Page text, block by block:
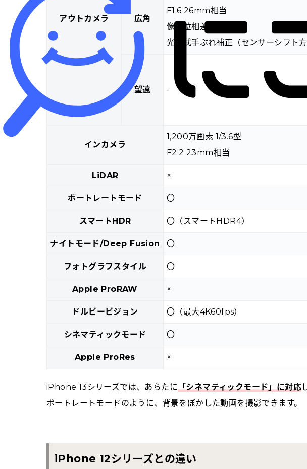
アウトカメラ 広角
F1.6 26mm相当
像面位相差AF
光学式手ぶれ補正（センサーシフト方
望遠 -
インカメラ
1,200万画素 1/3.6型
F2.2 23mm相当
LiDAR ×
ポートレートモード 〇
スマートHDR 〇（スマートHDR4）
ナイトモード/Deep Fusion 〇
フォトグラフスタイル 〇
Apple ProRAW ×
ドルビービジョン 〇（最大4K60fps）
シネマティックモード 〇
Apple ProRes ×
iPhone 13シリーズでは、あらたに「シネマティックモード」に対応
ポートレートモードのように、背景をぼかした動画を撮影できます。
iPhone 12シリーズとの違い